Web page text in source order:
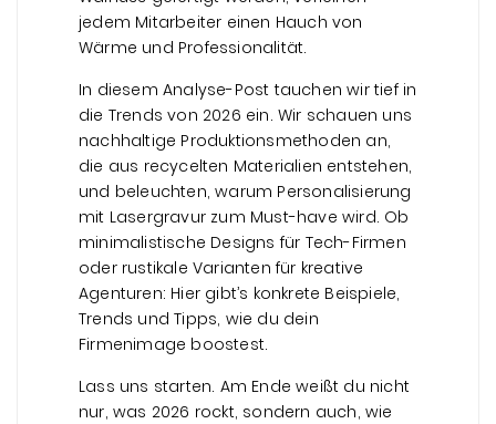
jedem Mitarbeiter einen Hauch von
Wärme und Professionalität.
In diesem Analyse-Post tauchen wir tief in
die Trends von 2026 ein. Wir schauen uns
nachhaltige Produktionsmethoden an,
die aus recycelten Materialien entstehen,
und beleuchten, warum Personalisierung
mit Lasergravur zum Must-have wird. Ob
minimalistische Designs für Tech-Firmen
oder rustikale Varianten für kreative
Agenturen: Hier gibt’s konkrete Beispiele,
Trends und Tipps, wie du dein
Firmenimage boostest.
Lass uns starten. Am Ende weißt du nicht
nur, was 2026 rockt, sondern auch, wie